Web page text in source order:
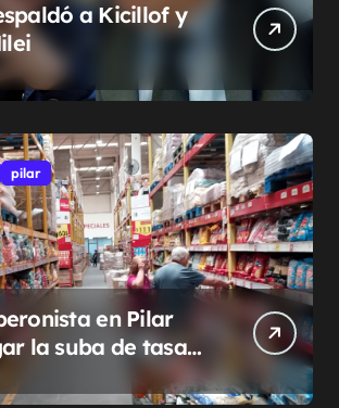
a Kicillof y
pilar
en Pilar
la suba de tasas